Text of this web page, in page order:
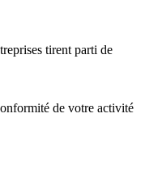
tirent parti de
de votre activité